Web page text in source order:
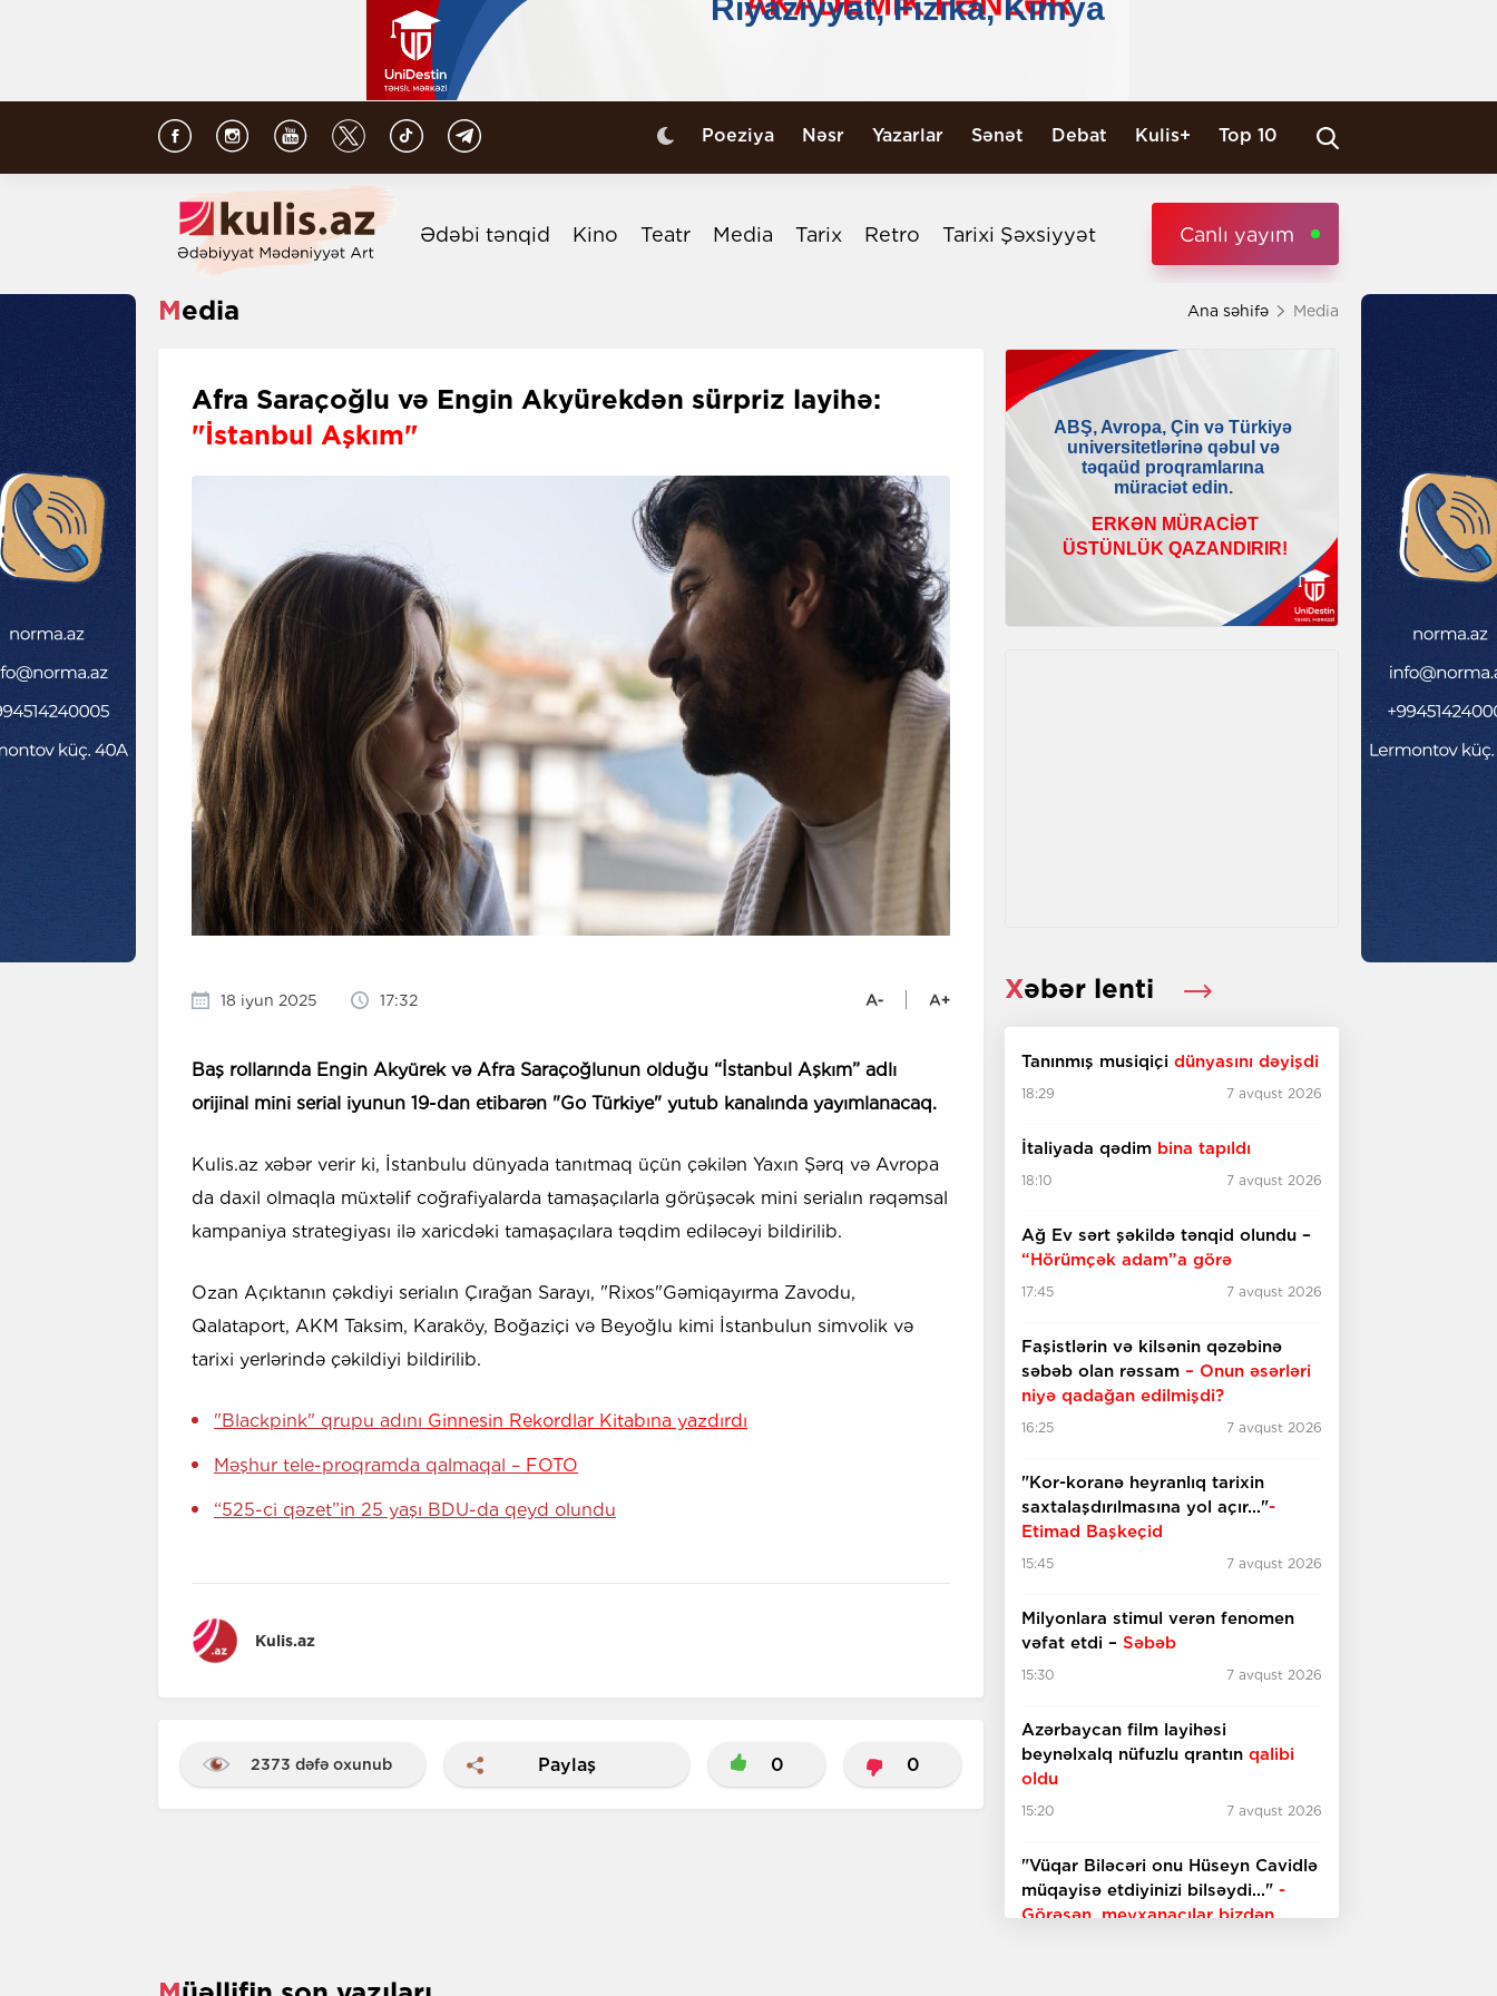
Poeziya Nəsr Yazarlar Sənət Debat Kulis+ Top 10
Ədəbi tənqid Kino Teatr Media Tarix Retro Tarixi Şəxsiyyət Canlı yayım
Media Ana səhifə Media
Afra Saraçoğlu və Engin Akyürekdən sürpriz layihə:
"İstanbul Aşkım"
18 iyun 2025 17:32
Baş rollarında Engin Akyürek və Afra Saraçoğlunun olduğu “İstanbul Aşkım” adlı
orijinal mini serial iyunun 19-dan etibarən "Go Türkiye" yutub kanalında yayımlanacaq.
Kulis.az xəbər verir ki, İstanbulu dünyada tanıtmaq üçün çəkilən Yaxın Şərq və Avropa
da daxil olmaqla müxtəlif coğrafiyalarda tamaşaçılarla görüşəcək mini serialın rəqəmsal
kampaniya strategiyası ilə xaricdəki tamaşaçılara təqdim ediləcəyi bildirilib.
Ozan Açıktanın çəkdiyi serialın Çırağan Sarayı, "Rixos"Gəmiqayırma Zavodu,
Qalataport, AKM Taksim, Karaköy, Boğaziçi və Beyoğlu kimi İstanbulun simvolik və
tarixi yerlərində çəkildiyi bildirilib.
"Blackpink" qrupu adını Ginnesin Rekordlar Kitabına yazdırdı
Məşhur tele-proqramda qalmaqal – FOTO
“525-ci qəzet”in 25 yaşı BDU-da qeyd olundu
Kulis.az
2373 dəfə oxunub Paylaş 0 0
Xəbər lenti
Tanınmış musiqiçi dünyasını dəyişdi
18:29 7 avqust 2026
İtaliyada qədim bina tapıldı
18:10 7 avqust 2026
Ağ Ev sərt şəkildə tənqid olundu –
“Hörümçək adam”a görə
17:45 7 avqust 2026
Faşistlərin və kilsənin qəzəbinə
səbəb olan rəssam – Onun əsərləri
niyə qadağan edilmişdi?
16:25 7 avqust 2026
"Kor-koranə heyranlıq tarixin
saxtalaşdırılmasına yol açır..."-
Etimad Başkeçid
15:45 7 avqust 2026
Milyonlara stimul verən fenomen
vəfat etdi – Səbəb
15:30 7 avqust 2026
Azərbaycan film layihəsi
beynəlxalq nüfuzlu qrantın qalibi
oldu
15:20 7 avqust 2026
"Vüqar Biləcəri onu Hüseyn Cavidlə
müqayisə etdiyinizi bilsəydi..." -
Görəsən, meyxanaçılar bizdən